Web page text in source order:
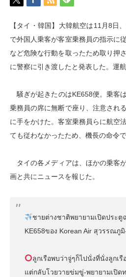
【タイ・韓国】大韓航空は11月8日
で外国人乗客が客室乗務員の指示に
など危険な行動を取ったため取り押
に警察に引き渡したと発表した。運
騒ぎが起きたのはKE658便。乗客
乗務員の席に無断で座り、注意され
に手をかけた。客室乗務員らに航空
ても従わなかったため、機長の命令
タイの各メディアは、ほかの乗客
画と共にニュースを報じた。
ชายต่างชาติพยายามเปิดประ
KE658ของ Korean Air สุวรรณภู
ลูกเรือพบว่าจู่ๆก็ไปนั่งที่นั่งลูกเ
แต่กลับโวยวายข่มขู่-พยายามเปิด